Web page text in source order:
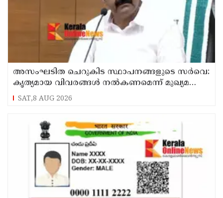
അസംഘടിത ചെറുകിട സ്ഥാപനങ്ങളുടെ സർവെ:
കൃത്യമായ വിവരങ്ങൾ നൽകണമെന്ന് മുഖ്യമന്ത്രി
വി ഡി സതീശൻ
SAT,8 AUG 2026